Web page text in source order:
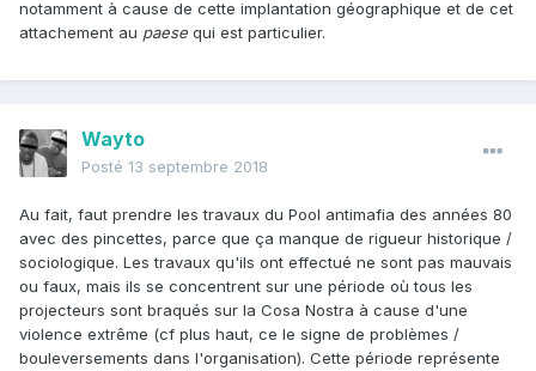
notamment à cause de cette implantation géographique et de cet
attachement au paese qui est particulier.
Wayto
Posté 13 septembre 2018
Au fait, faut prendre les travaux du Pool antimafia des années 80
avec des pincettes, parce que ça manque de rigueur historique /
sociologique. Les travaux qu'ils ont effectué ne sont pas mauvais
ou faux, mais ils se concentrent sur une période où tous les
projecteurs sont braqués sur la Cosa Nostra à cause d'une
violence extrême (cf plus haut, ce le signe de problèmes /
bouleversements dans l'organisation). Cette période représente